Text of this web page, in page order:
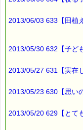
2013/06/03 633【田植
2013/05/30 632【子ど
2013/05/27 631【実在
2013/05/23 630【思い
2013/05/20 629【とて